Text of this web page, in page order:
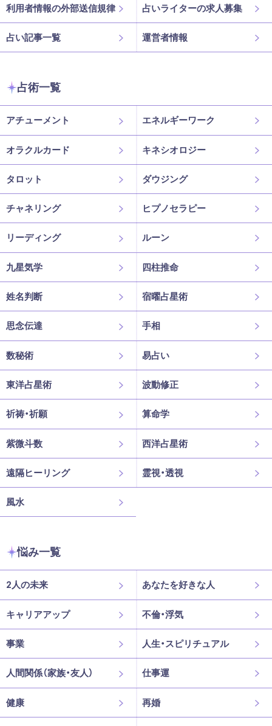
利用者情報の外部送信規律 占いライターの求人募集
占い記事一覧 運営者情報
占術一覧
アチューメント エネルギーワーク
オラクルカード キネシオロジー
タロット ダウジング
チャネリング ヒプノセラピー
リーディング ルーン
九星気学 四柱推命
姓名判断 宿曜占星術
思念伝達 手相
数秘術 易占い
東洋占星術 波動修正
祈祷・祈願 算命学
紫微斗数 西洋占星術
遠隔ヒーリング 霊視・透視
風水
悩み一覧
2人の未来 あなたを好きな人
キャリアアップ 不倫・浮気
事業 人生・スピリチュアル
人間関係（家族・友人） 仕事運
健康 再婚